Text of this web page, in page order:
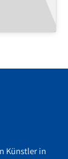
Künstler in